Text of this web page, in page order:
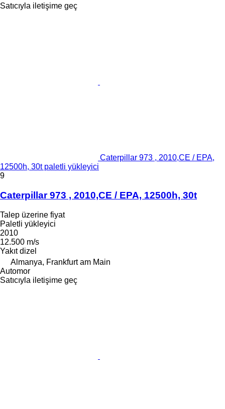
Satıcıyla iletişime geç
Caterpillar 973 , 2010,CE / EPA,
12500h, 30t paletli yükleyici
9
Caterpillar 973 , 2010,CE / EPA, 12500h, 30t
Talep üzerine fiyat
Paletli yükleyici
2010
12.500 m/s
Yakıt dizel
Almanya, Frankfurt am Main
Automor
Satıcıyla iletişime geç